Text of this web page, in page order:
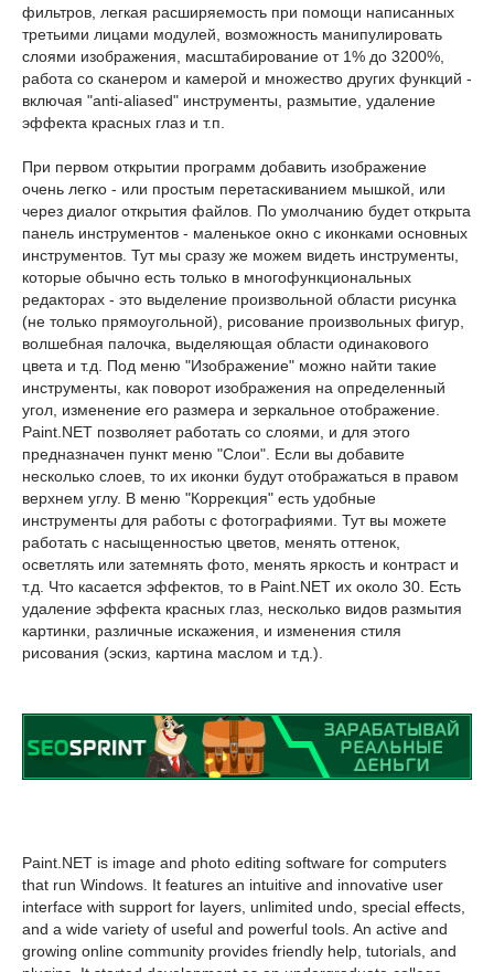
фильтров, легкая расширяемость при помощи написанных
третьими лицами модулей, возможность манипулировать
слоями изображения, масштабирование от 1% до 3200%,
работа со сканером и камерой и множество других функций -
включая "anti-aliased" инструменты, размытие, удаление
эффекта красных глаз и т.п.
При первом открытии программ добавить изображение
очень легко - или простым перетаскиванием мышкой, или
через диалог открытия файлов. По умолчанию будет открыта
панель инструментов - маленькое окно с иконками основных
инструментов. Тут мы сразу же можем видеть инструменты,
которые обычно есть только в многофункциональных
редакторах - это выделение произвольной области рисунка
(не только прямоугольной), рисование произвольных фигур,
волшебная палочка, выделяющая области одинакового
цвета и т.д. Под меню "Изображение" можно найти такие
инструменты, как поворот изображения на определенный
угол, изменение его размера и зеркальное отображение.
Paint.NET позволяет работать со слоями, и для этого
предназначен пункт меню "Слои". Если вы добавите
несколько слоев, то их иконки будут отображаться в правом
верхнем углу. В меню "Коррекция" есть удобные
инструменты для работы с фотографиями. Тут вы можете
работать с насыщенностью цветов, менять оттенок,
осветлять или затемнять фото, менять яркость и контраст и
т.д. Что касается эффектов, то в Paint.NET их около 30. Есть
удаление эффекта красных глаз, несколько видов размытия
картинки, различные искажения, и изменения стиля
рисования (эскиз, картина маслом и т.д.).
Paint.NET is image and photo editing software for computers
that run Windows. It features an intuitive and innovative user
interface with support for layers, unlimited undo, special effects,
and a wide variety of useful and powerful tools. An active and
growing online community provides friendly help, tutorials, and